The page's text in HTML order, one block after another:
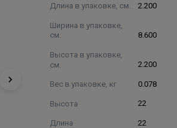
Длина в упаковке, см. 2.200
Ширина в упаковке,
см.
8.600
Высота в упаковке,
см.
2.200
Вес в упаковке, кг 0.078
Высота 22
Длина 22